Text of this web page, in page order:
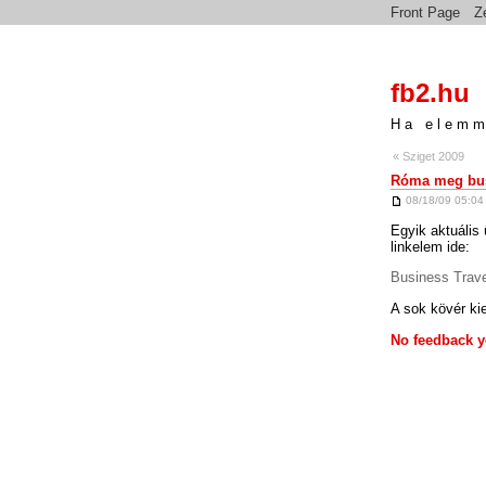
Front Page
fb2.hu
Ha
« Sziget 2009
Róma meg
08/18/09 05:04
Egyik aktuális
linkelem ide:
Business
A sok kövér
No feedback